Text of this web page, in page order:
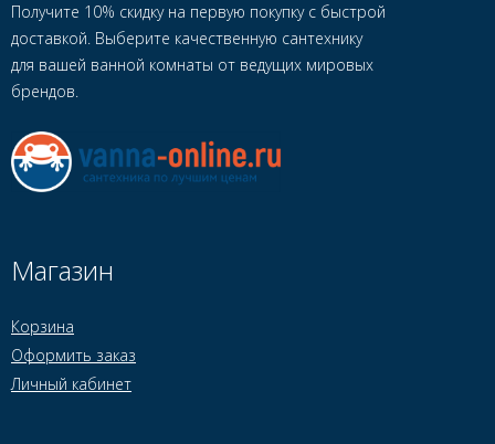
Получите 10% скидку на первую покупку с быстрой
доставкой. Выберите качественную сантехнику
для вашей ванной комнаты от ведущих мировых
брендов.
Магазин
Корзина
Оформить заказ
Личный кабинет